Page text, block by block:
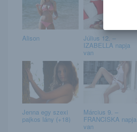
Alison Július 12. –
IZABELLA napja
van
Jenna egy szexi
pajkos lány (+18)
Március 9. –
FRANCISKA napja
van